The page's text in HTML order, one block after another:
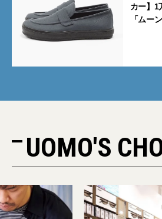
カー】1
「ムー
UOMO'S